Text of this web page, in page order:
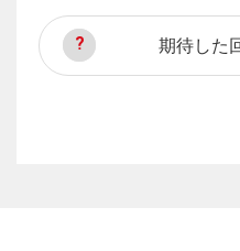
期待した